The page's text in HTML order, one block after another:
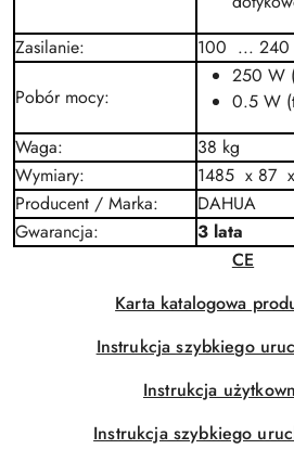
Zasilanie: 100 ... 240
Pobór mocy:
250 W
0.5 W
Waga:
38 kg
Wymiary:
1485 x 87
Producent / Marka:
DAHUA
Gwarancja:
3 lata
CE
Karta katalogowa
Instrukcja szybkiego
Instrukcja
Instrukcja szybkiego